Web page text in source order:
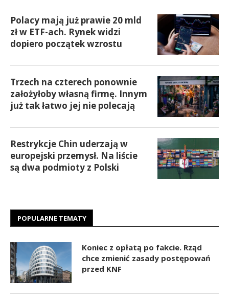
Polacy mają już prawie 20 mld
zł w ETF-ach. Rynek widzi
dopiero początek wzrostu
Trzech na czterech ponownie
założyłoby własną firmę. Innym
już tak łatwo jej nie polecają
Restrykcje Chin uderzają w
europejski przemysł. Na liście
są dwa podmioty z Polski
POPULARNE TEMATY
Koniec z opłatą po fakcie. Rząd
chce zmienić zasady postępowań
przed KNF